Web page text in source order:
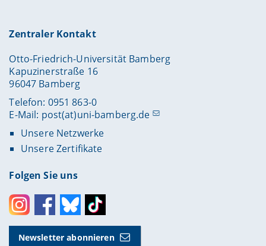
Zentraler Kontakt
Otto-Friedrich-Universität Bamberg
Kapuzinerstraße 16
96047 Bamberg
Telefon: 0951 863-0
E-Mail: post(at)uni-bamberg.de
Unsere Netzwerke
Unsere Zertifikate
Folgen Sie uns
InstagramFacebookBlueskyToktok
Newsletter abonnieren